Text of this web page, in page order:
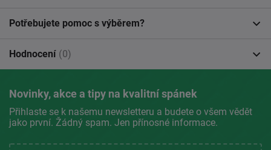
Potřebujete pomoc s výběrem?
Hodnocení (0)
Novinky, akce a tipy na kvalitní spánek
Přihlaste se k našemu newsletteru a budete o všem vědět
jako první. Žádný spam. Jen přínosné informace.